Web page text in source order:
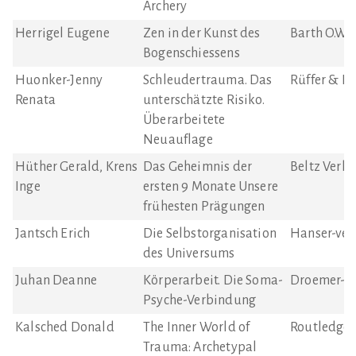
Archery
Herrigel Eugene
Zen in der Kunst des
Bogenschiessens
Barth O.W.
Huonker-Jenny
Renata
Schleudertrauma. Das
unterschätzte Risiko.
Überarbeitete
Neuauflage
Rüffer &
Hüther Gerald, Krens
Inge
Das Geheimnis der
ersten 9 Monate Unsere
frühesten Prägungen
Beltz
Jantsch Erich
Die Selbstorganisation
des Universums
Hanser-
Juhan Deanne
Körperarbeit. Die Soma-
Psyche-Verbindung
Droemer-
Kalsched Donald
The Inner World of
Trauma: Archetypal
Routledge